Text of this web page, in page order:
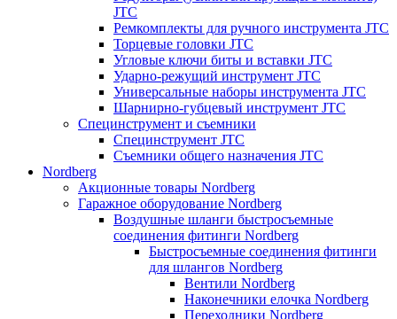
JTC
Ремкомплекты для ручного инструмента JTC
Торцевые головки JTC
Угловые ключи биты и вставки JTC
Ударно-режущий инструмент JTC
Универсальные наборы инструмента JTC
Шарнирно-губцевый инструмент JTC
Специнструмент и съемники
Специнструмент JTC
Съемники общего назначения JTC
Nordberg
Акционные товары Nordberg
Гаражное оборудование Nordberg
Воздушные шланги быстросъемные
соединения фитинги Nordberg
Быстросъемные соединения фитинги
для шлангов Nordberg
Вентили Nordberg
Наконечники елочка Nordberg
Переходники Nordberg